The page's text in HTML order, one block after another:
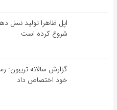
اپل ظاهرا تولید نسل
شروع کرده است
گزارش سالانه تریبون:
خود اختصاص داد